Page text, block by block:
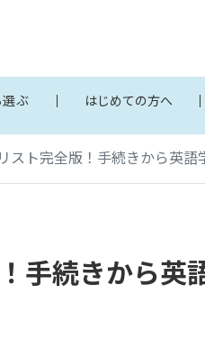
ぶ はじめての方へ
スト完全版！手続きから英語
手続きから英